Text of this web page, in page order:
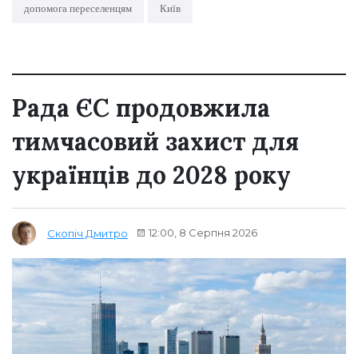
допомога переселенцям Київ
Рада ЄС продовжила
тимчасовий захист для
українців до 2028 року
Скопіч Дмитро 12:00, 8 Серпня 2026